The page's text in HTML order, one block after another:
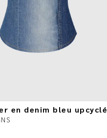
en denim bleu upcyclé